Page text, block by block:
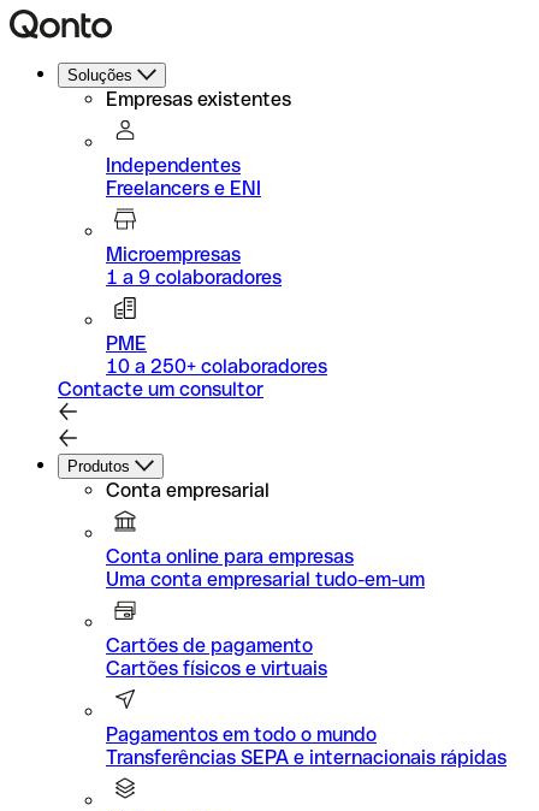
Soluções
Empresas existentes
Independentes
Freelancers e ENI
Microempresas
1 a 9 colaboradores
PME
10 a 250+ colaboradores
Contacte um consultor
Produtos
Conta empresarial
Conta online para empresas
Uma conta empresarial tudo-em-um
Cartões de pagamento
Cartões físicos e virtuais
Pagamentos em todo o mundo
Transferências SEPA e internacionais rápidas